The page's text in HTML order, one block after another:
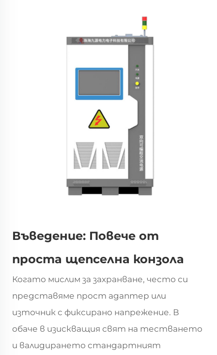
Въведение: Повече от
проста щепселна конзола
Когато мислим за захранване, често си
представяме прост адаптер или
източник с фиксирано напрежение. В
обаче в изискващия свят на тестването
и валидирането стандартният